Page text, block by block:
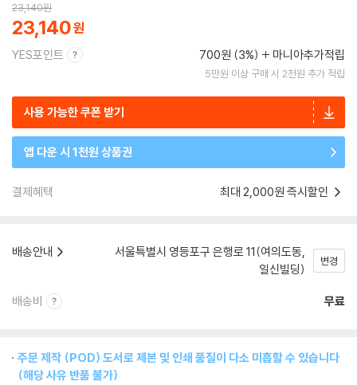
23,140원
23,140
YES포인트 700원 (3%) 마니아추가적립
5만원 이상 구매 시 2천원 추가 적립
사용 가능한 쿠폰 받기
앱 다운 시 1천원 상품권
결제혜택 최대 2,000원 즉시할인
배송안내
서울특별시 영등포구 은행로 11(여의도동,
일신빌딩)
변경
배송비 무료
주문 제작 (POD) 도서로 제본 및 인쇄 품질이 다소 미흡할 수 있습니다
(해당 사유 반품 불가)